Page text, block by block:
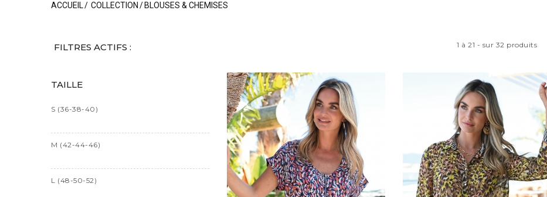
ACCUEIL COLLECTION BLOUSES & CHEMISES
FILTRES ACTIFS :
TAILLE
S (36-38-40)
M (42-44-46)
L (48-50-52)
1 à 21 - sur 32 produits